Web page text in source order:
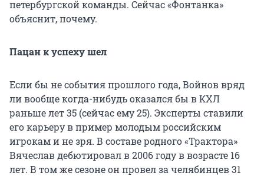
петербургской команды. Сейчас «Фонтанка»
объяснит, почему.
Пацан к успеху шел
Если бы не события прошлого года, Войнов вряд
ли вообще когда-нибудь оказался бы в КХЛ
раньше лет 35 (сейчас ему 25). Эксперты ставили
его карьеру в пример молодым российским
игрокам и не зря. В составе родного «Трактора»
Вячеслав дебютировал в 2006 году в возрасте 16
лет. В том же сезоне он провел за челябинцев 31